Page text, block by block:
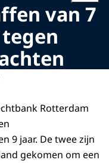
van 7
Rotterdam
9 jaar. De twee zijn
gekomen om een